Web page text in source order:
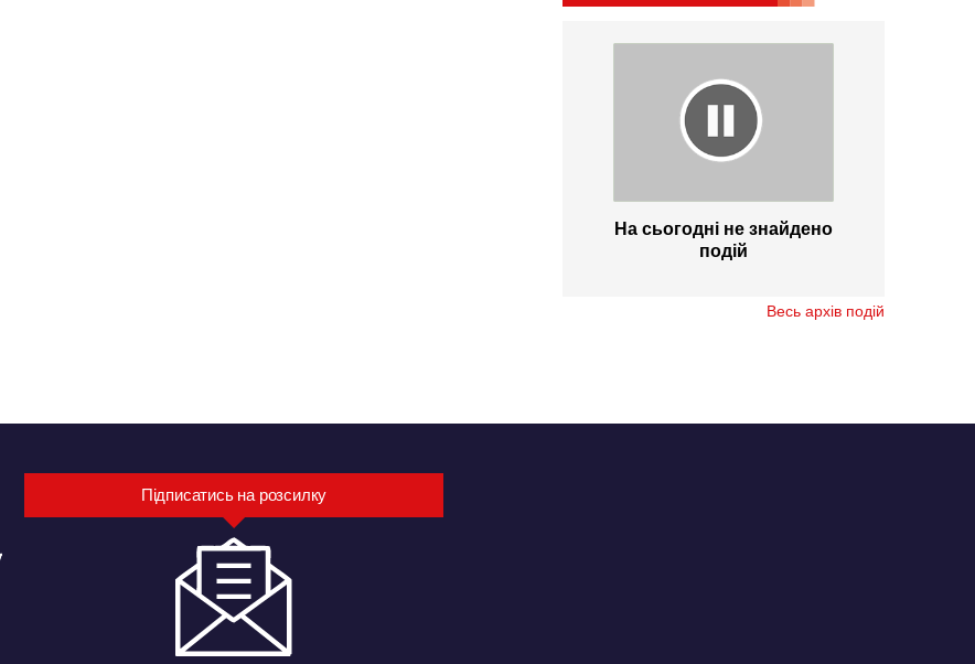
На сьогодні не знайдено
подій
Весь архів подій
Підписатись на розсилку